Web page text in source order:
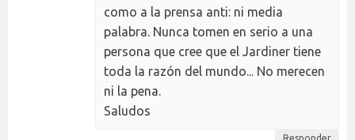
como a la prensa anti: ni media
palabra. Nunca tomen en serio a una
persona que cree que el Jardiner tiene
toda la razón del mundo... No merecen
ni la pena.
Saludos
Responder